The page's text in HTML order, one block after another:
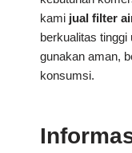
kami jual filter
berkualitas
gunakan aman,
konsumsi.